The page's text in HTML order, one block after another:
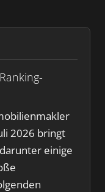
2026 bringt
einige